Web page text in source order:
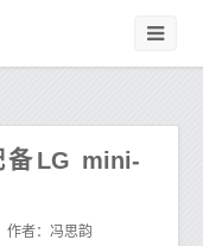
LG mini-
作者：冯思韵